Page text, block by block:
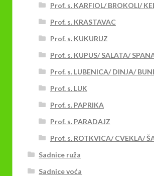
Prof. s. KARFIOL/ BROKOLI/
Prof. s. KRASTAVAC
Prof. s. KUKURUZ
Prof. s. KUPUS/ SALATA/
Prof. s. LUBENICA/ DINJA/
Prof. s. LUK
Prof. s. PAPRIKA
Prof. s. PARADAJZ
Prof. s. ROTKVICA/ CVEKLA/
Sadnice ruža
Sadnice voća